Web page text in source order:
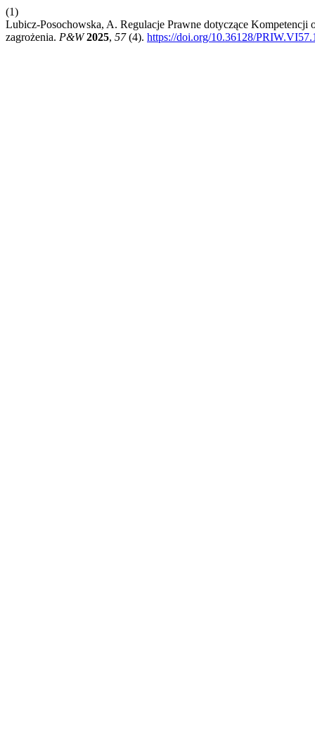
(1)
Lubicz-Posochowska, A. Regulacje Prawne dotyczące
zagrożenia. P&W 2025, 57(4). https://doi.org/10.36128/